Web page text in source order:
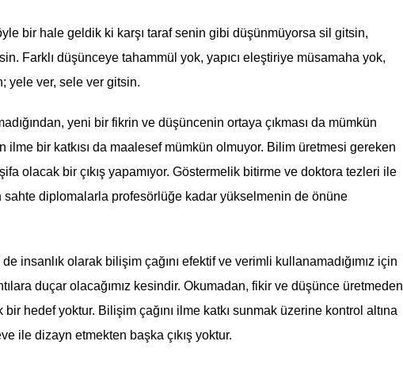
bir hale geldik ki karşı taraf senin gibi düşünmüyorsa sil gitsin,
Farklı düşünceye tahammül yok, yapıcı eleştiriye müsamaha yok,
yele ver, sele ver gitsin.
yeni bir fikrin ve düşüncenin ortaya çıkması da mümkün
ilme bir katkısı da maalesef mümkün olmuyor. Bilim üretmesi gereken
olacak bir çıkış yapamıyor. Göstermelik bitirme ve doktora tezleri ile
sahte diplomalarla profesörlüğe kadar yükselmenin de önüne
insanlık olarak bilişim çağını efektif ve verimli kullanamadığımız için
duçar olacağımız kesindir. Okumadan, fikir ve düşünce üretmeden
hedef yoktur. Bilişim çağını ilme katkı sunmak üzerine kontrol altına
ile dizayn etmekten başka çıkış yoktur.